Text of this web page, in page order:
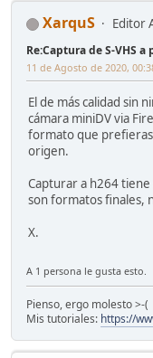
XarquS Editor
Re:Captura de S-VHS a
11 de Agosto de 2020,
El de más calidad sin
cámara miniDV via
formato que
origen.
Capturar a h264
son formatos finales,
X.
A 1 persona le gusta esto.
Pienso, ergo molesto >-(
Mis tutoriales: https://